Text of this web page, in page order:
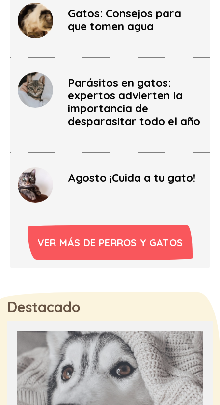
Gatos: Consejos para
que tomen agua
Parásitos en gatos:
expertos advierten la
importancia de
desparasitar todo el año
Agosto ¡Cuida a tu gato!
VER MÁS DE PERROS Y GATOS
Destacado